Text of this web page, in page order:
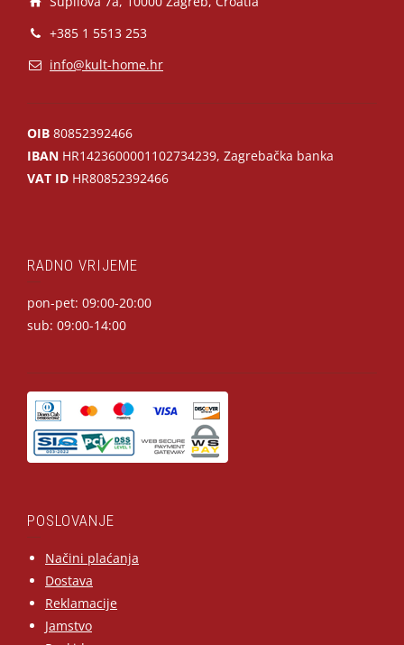
+385 1 5513 253
info@kult-home.hr
OIB 80852392466
IBAN HR1423600001102734239, Zagrebačka banka
VAT ID HR80852392466
RADNO VRIJEME
pon-pet: 09:00-20:00
sub: 09:00-14:00
POSLOVANJE
Načini plaćanja
Dostava
Reklamacije
Jamstvo